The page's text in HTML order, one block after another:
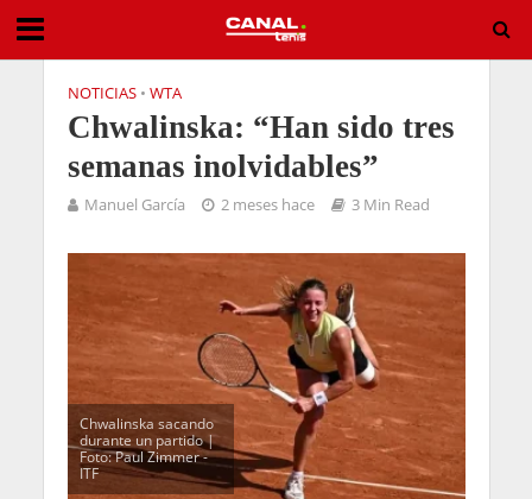
NOTICIAS • WTA
Chwalinska: “Han sido tres
semanas inolvidables”
Manuel García 2 meses hace 3 Min Read
Chwalinska sacando
durante un partido |
Foto: Paul Zimmer -
ITF